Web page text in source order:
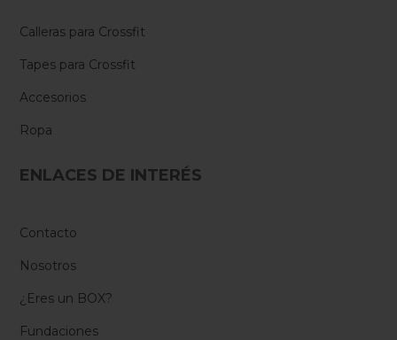
Calleras para Crossfit
Tapes para Crossfit
Accesorios
Ropa
ENLACES DE INTERÉS
Contacto
Nosotros
¿Eres un BOX?
Fundaciones